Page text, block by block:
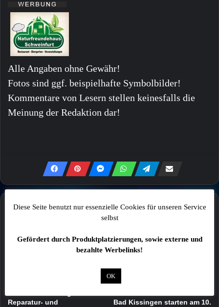
Alle Angaben ohne Gewähr!
Fotos sind ggf. beispielhafte Symbolbilder!
Kommentare von Lesern stellen keinesfalls die
Meinung der Redaktion dar!
Mehr
Reparatur- und
Bad Kissingen starten am 10.
Diese Seite benutzt nur essenzielle Cookies für unseren Service
selbst
Gefördert durch Produktplatzierungen, sowie externe und
bezahlte Werbelinks!
OK